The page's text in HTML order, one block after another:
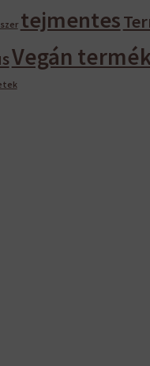
tejmentes
Vegán